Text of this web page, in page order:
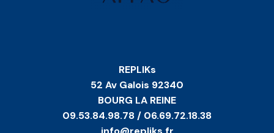
REPLIKs
52 Av Galois 92340
BOURG LA REINE
09.53.84.98.78 / 06.69.72.18.38